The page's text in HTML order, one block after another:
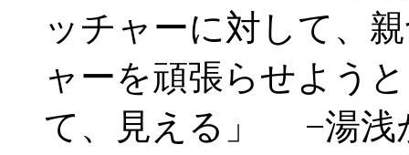
ッチャーに対して、
ャーを頑張らせよう
て、見える」 −湯浅